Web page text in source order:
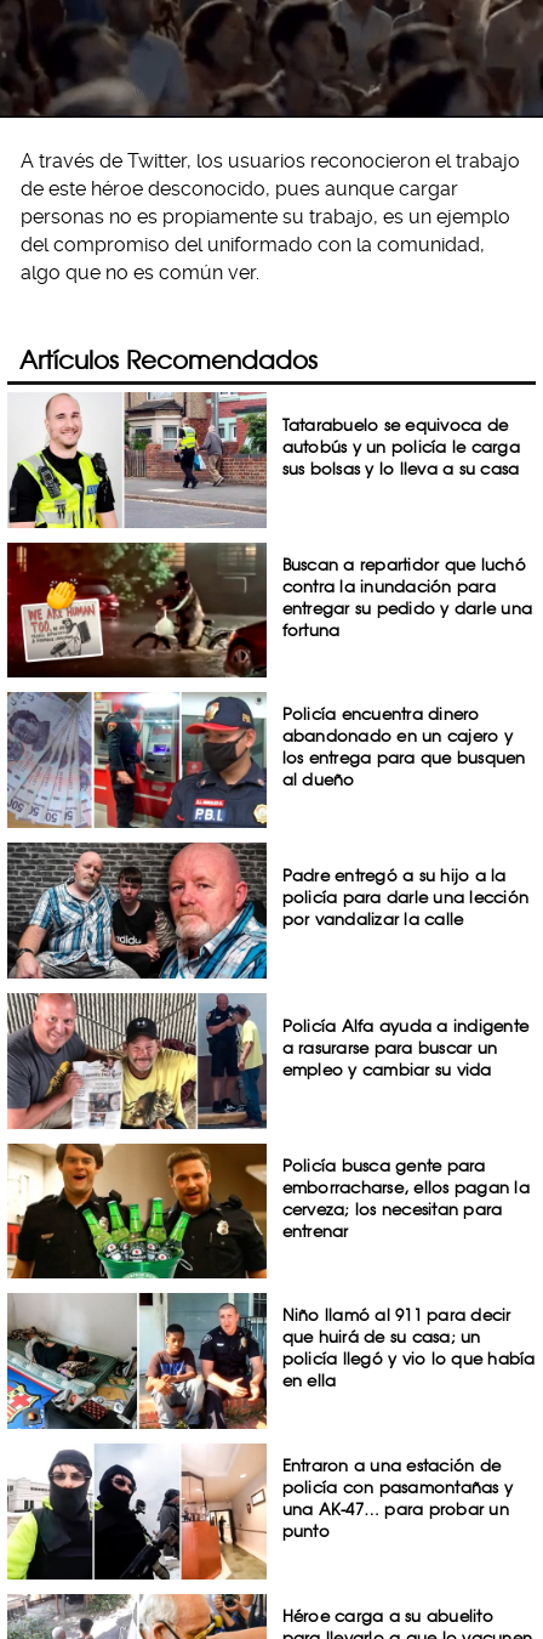
A través de Twitter, los usuarios reconocieron el trabajo
de este héroe desconocido, pues aunque cargar
personas no es propiamente su trabajo, es un ejemplo
del compromiso del uniformado con la comunidad,
algo que no es común ver.
Artículos Recomendados
Tatarabuelo se equivoca de
autobús y un policía le carga
sus bolsas y lo lleva a su casa
Buscan a repartidor que luchó
contra la inundación para
entregar su pedido y darle una
fortuna
Policía encuentra dinero
abandonado en un cajero y
los entrega para que busquen
al dueño
Padre entregó a su hijo a la
policía para darle una lección
por vandalizar la calle
Policía Alfa ayuda a indigente
a rasurarse para buscar un
empleo y cambiar su vida
Policía busca gente para
emborracharse, ellos pagan la
cerveza; los necesitan para
entrenar
Niño llamó al 911 para decir
que huirá de su casa; un
policía llegó y vio lo que había
en ella
Entraron a una estación de
policía con pasamontañas y
una AK-47… para probar un
punto
Héroe carga a su abuelito